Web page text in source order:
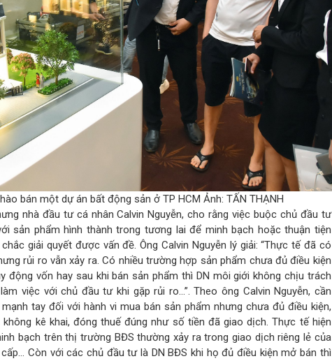
bán một dự án bất động sản ở TP HCM Ảnh: TẤN THẠNH
nhà đầu tư cá nhân Calvin Nguyễn, cho rằng việc buộc chủ đầu tư
sản phẩm hình thành trong tương lai để minh bạch hoặc thuận tiện
giải quyết được vấn đề. Ông Calvin Nguyễn lý giải: “Thực tế đã có
rủi ro vẫn xảy ra. Có nhiều trường hợp sản phẩm chưa đủ điều kiện
động vốn hay sau khi bán sản phẩm thì DN môi giới không chịu trách
việc với chủ đầu tư khi gặp rủi ro…”. Theo ông Calvin Nguyễn, cần
tay đối với hành vi mua bán sản phẩm nhưng chưa đủ điều kiện,
kê khai, đóng thuế đúng như số tiền đã giao dịch. Thực tế hiện
bạch trên thị trường BĐS thường xảy ra trong giao dịch riêng lẻ của
Còn với các chủ đầu tư là DN BĐS khi họ đủ điều kiện mở bán thì